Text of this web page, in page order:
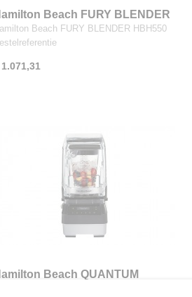
Beach FURY BLENDER
Beach FURY BLENDER HBH550
Beach QUANTUM